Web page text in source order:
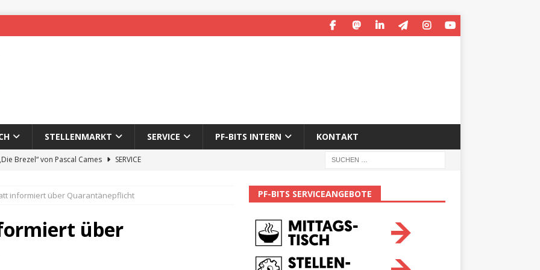
STELLENMARKT SERVICE PF-BITS INTERN KONTAKT
Brezel“ von Pascal Cames
SERVICE
des 65. Fasnetsumzugs Dillweißenstein
Karadeniz: Der Mann hinter PF-Bits lebt nicht mehr
informiert über Quarantänepflicht
über
PF-BITS SERVICEANGEBOTE